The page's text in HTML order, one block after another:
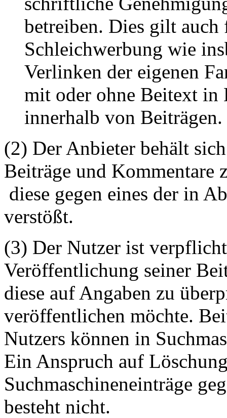
betreiben. Dies gilt auch
Schleichwerbung wie
Verlinken der eigenen
mit oder ohne Beitext in
innerhalb von Beiträgen.
(2) Der Anbieter behält
Beiträge und Kommentare
diese gegen eines der in
verstößt.
(3) Der Nutzer ist
Veröffentlichung seiner
diese auf Angaben zu
veröffentlichen möchte.
Nutzers können in
Ein Anspruch auf
Suchmaschineneinträge
besteht nicht.